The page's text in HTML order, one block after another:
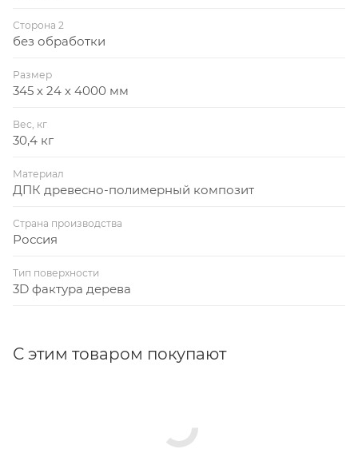
Сторона 2
без обработки
Размер
345 х 24 х 4000 мм
Вес, кг
30,4 кг
Материал
ДПК древесно-полимерный композит
Страна производства
Россия
Тип поверхности
3D фактура дерева
С этим товаром покупают